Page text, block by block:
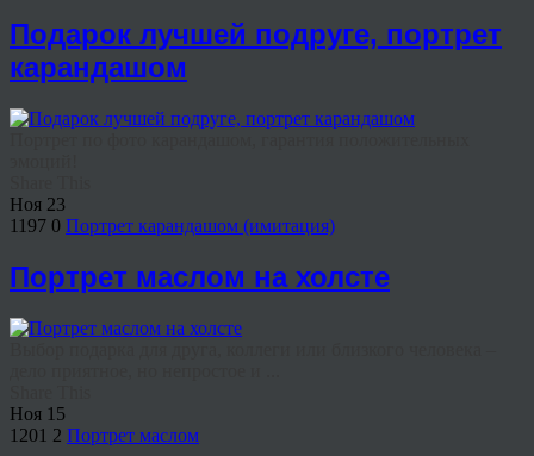
Подарок лучшей подруге, портрет
карандашом
Ноя 23
1197 0 Портрет карандашом (имитация)
Портрет маслом на холсте
Ноя 15
1201 2 Портрет маслом